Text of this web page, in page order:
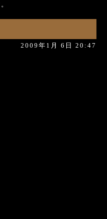
2009年1月 6日 20:47